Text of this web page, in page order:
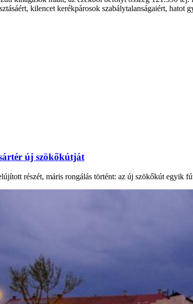
kilencet kerékpárosok szabálytalanságaiért, hatot
új szökőkútját
részét, máris rongálás történt: az új szökőkút egyik